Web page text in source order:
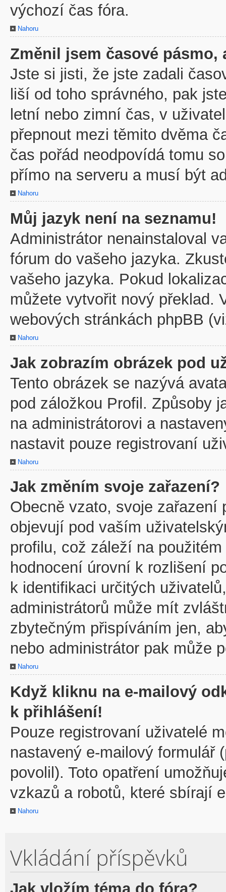
výchozí čas fóra.
Nahoru
Změnil jsem časové pásmo,
Jste si jisti, že jste zadali
liší od toho správného, pak
letní nebo zimní čas, v
přepnout mezi těmito dvěma
čas pořád neodpovídá tomu
přímo na serveru a musí být
Nahoru
Můj jazyk není na seznamu!
Administrátor nenainstaloval
fórum do vašeho jazyka.
vašeho jazyka. Pokud
můžete vytvořit nový překlad.
webových stránkách phpBB
Nahoru
Jak zobrazím obrázek pod
Tento obrázek se nazývá
pod záložkou Profil. Způsoby
na administrátorovi a
nastavit pouze registrovaní
Nahoru
Jak změním svoje zařazení?
Obecně vzato, svoje zařazení
objevují pod vaším
profilu, což záleží na
hodnocení úrovní k rozlišení
k identifikaci určitých
administrátorů může mít
zbytečným přispíváním jen,
nebo administrátor pak může
Nahoru
Když kliknu na e-mailový
k přihlášení!
Pouze registrovaní uživatelé
nastavený e-mailový formulář
povolil). Toto opatření
vzkazů a robotů, které sbírají
Nahoru
Vkládání příspěvků